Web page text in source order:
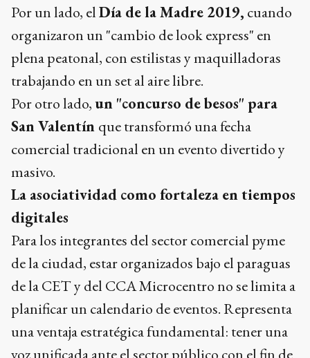
Por un lado, elDía de la Madre 2019, cuando
organizaron un "cambio de look express" en
plena peatonal, con estilistas y maquilladoras
trabajando en un set al aire libre.
Por otro lado,un "concurso de besos" para
San Valentín que transformó una fecha
comercial tradicional en un evento divertido y
masivo.
La asociatividad como fortaleza en tiempos
digitales
Para los integrantes del sector comercial pyme
de la ciudad, estar organizados bajo el paraguas
de la CET y del CCA Microcentro no se limita a
planificar un calendario de eventos. Representa
una ventaja estratégica fundamental: tener una